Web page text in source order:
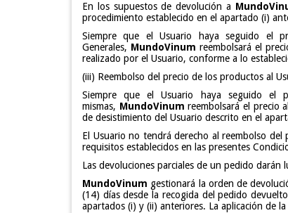
En los supuestos de devolución a
procedimiento establecido en el apartado (i)
Siempre que el Usuario haya seguido el
Generales, MundoVinum reembolsará el
realizado por el Usuario, conforme a lo
(iii) Reembolso del precio de los productos al
Siempre que el Usuario haya seguido el
mismas, MundoVinum reembolsará el precio
de desistimiento del Usuario descrito en el
El Usuario no tendrá derecho al reembolso
requisitos establecidos en las presentes
Las devoluciones parciales de un pedido
MundoVinum gestionará la orden de
(14) días desde la recogida del pedido
apartados (i) y (ii) anteriores. La aplicación de